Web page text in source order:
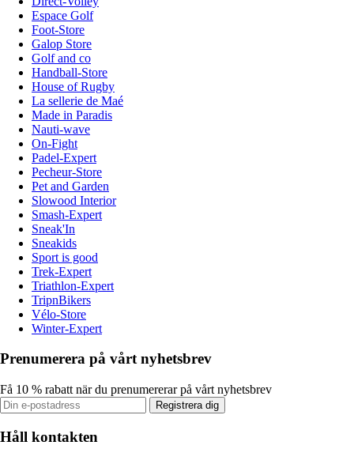
Espace Golf
Foot-Store
Galop Store
Golf and co
Handball-Store
House of Rugby
La sellerie de Maé
Made in Paradis
Nauti-wave
On-Fight
Padel-Expert
Pecheur-Store
Pet and Garden
Slowood Interior
Smash-Expert
Sneak'In
Sneakids
Sport is good
Trek-Expert
Triathlon-Expert
TripnBikers
Vélo-Store
Winter-Expert
Prenumerera på vårt nyhetsbrev
Få 10 % rabatt när du prenumererar på vårt nyhetsbrev
Registrera dig
Håll kontakten